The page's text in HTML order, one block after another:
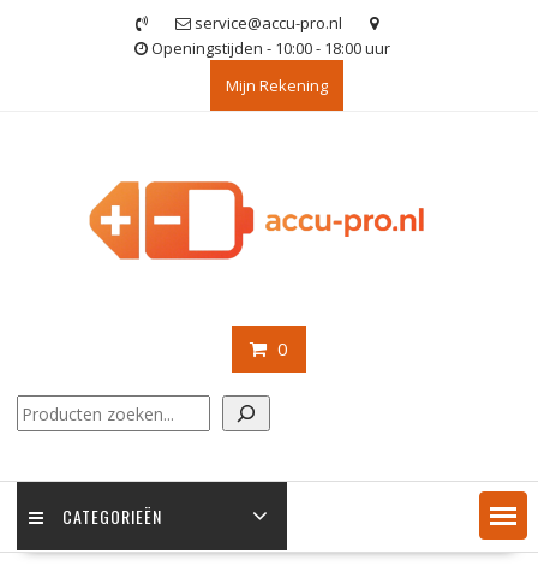
service@accu-pro.nl
Openingstijden - 10:00 - 18:00 uur
Mijn Rekening
0
Zoeken
CATEGORIEËN